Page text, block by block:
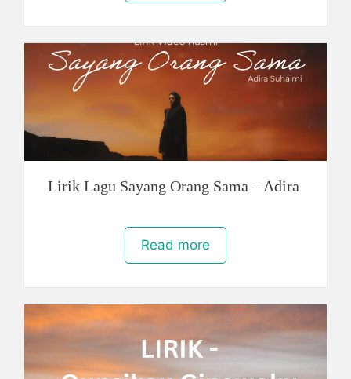
Lirik Lagu Sayang Orang Sama – Adira
Read more